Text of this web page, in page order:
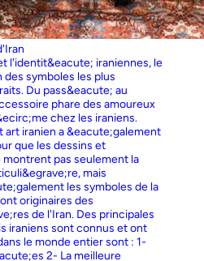
l'identit&eacute; iraniennes, le
symboles les plus
Du pass&eacute; au
phare des amoureux
chez les iraniens.
iranien a &eacute;galement
que les dessins et
pas seulement la
mais
les symboles de la
originaires des
de l'Iran. Des principales
iraniens sont connus et ont
le monde entier sont : 1-
2- La meilleure